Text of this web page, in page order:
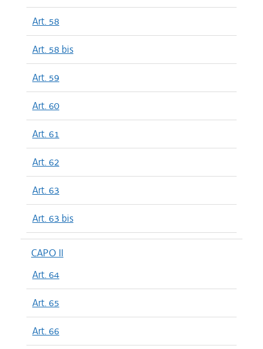
Art. 58
Art. 58 bis
Art. 59
Art. 60
Art. 61
Art. 62
Art. 63
Art. 63 bis
CAPO II
Art. 64
Art. 65
Art. 66